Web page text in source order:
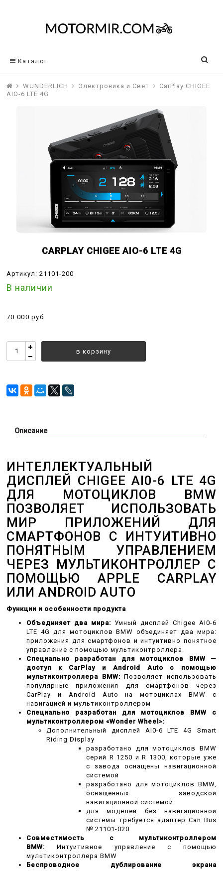
Каталог
WUNDERLICH Электроника и Свет
CarPlay CHIGEE
AIO-6 LTE 4G
CARPLAY CHIGEE AIO-6 LTE 4G
Артикул: 21101-200
В наличии
70 000 руб
в корзину
Описание
ИНТЕЛЛЕКТУАЛЬНЫЙ
ДИСПЛЕЙ CHIGEE AI0-6 LTE 4G
ДЛЯ МОТОЦИКЛОВ BMW
ПОЗВОЛЯЕТ ИСПОЛЬЗОВАТЬ
МИР ПРИЛОЖЕНИЙ ДЛЯ
СМАРТФОНОВ С ИНТУИТИВНО
ПОНЯТНЫМ УПРАВЛЕНИЕМ
ЧЕРЕЗ МУЛЬТИКОНТРОЛЛЕР С
ПОМОЩЬЮ APPLE CARPLAY
ИЛИ ANDROID AUTO
Функции и особенности продукта
Объединяет два мира: Умный дисплей Chigee AI0-6
LTE 4G для мотоциклов BMW объединяет два мира:
приложения для смартфонов и интуитивно понятное
управление с помощью мультиконтроллера.
Специально разработан для мотоциклов BMW —
доступ к CarPlay и Android Auto с помощью
мультиконтроллера BMW: Позволяет использовать
популярные приложения для смартфонов через
CarPlay и Android Auto на мотоциклах BMW с
навигацией и мультиконтроллером
Специально разработан для мотоциклов BMW с
мультиконтроллером «Wonder Wheel»:
Дополнительный дисплей AI0-6 LTE 4G Smart
Riding Display
разработано для мотоциклов BMW
серий R 1250 и R 1300, которые уже
с завода оснащены навигационной
системой
разработано для мотоциклов BMW,
оснащенных заводской
навигационной системой
для моделей без навигационной
системы требуется адаптер Can Bus
№ 21101-020
Совместимость с мультиконтроллером
BMW:
Интуитивное управление с помощью
мультиконтроллера BMW
Беспроводное дублирование экрана